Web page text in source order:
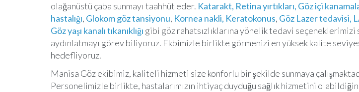
olağanüstü çaba sunmayı taahhüt eder. Katarakt, Retina yırtıkları, Göz içi
hastalığı, Glokom göz tansiyonu, Kornea nakli, Keratokonus, Göz Lazer tedavisi,
Göz yaşı kanalı tıkanıklığı gibi göz rahatsızlıklarına yönelik tedavi seçeneklerimizi
aydınlatmayı görev biliyoruz. Ekbimizle birlikte görmenizi en yüksek kalite
hedefliyoruz.
Manisa Göz ekibimiz, kaliteli hizmeti size konforlu bir şekilde sunmaya
Personelimizle birlikte, hastalarımızın ihtiyaç duyduğu sağlık hizmetini